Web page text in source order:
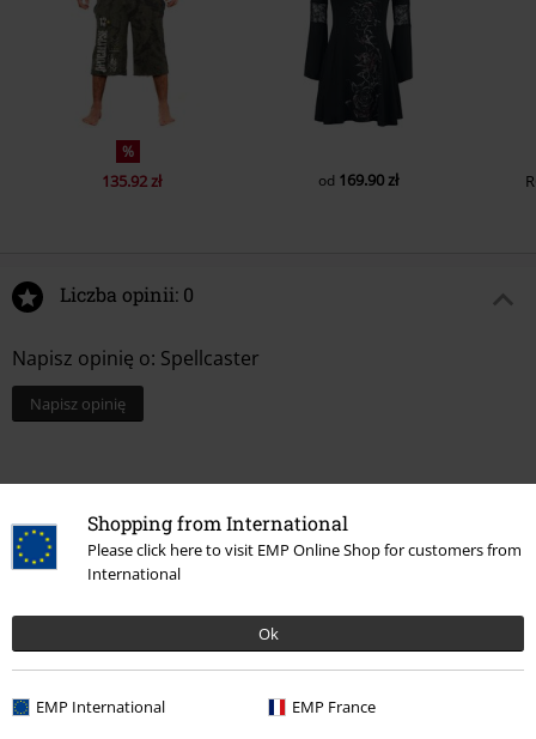
Shopping from International
Please click here to visit EMP Online Shop for customers from
International
Ok
EMP International EMP France
%
135.92 zł od 169.90 zł
Liczba opinii: 0
Napisz opinię o: Spellcaster
Napisz opinię
Ostatnia wizyta